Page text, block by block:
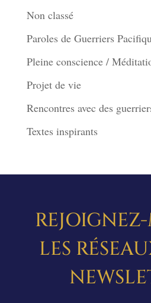
Non classé
Paroles de Guerriers
Pleine conscience /
Projet de vie
Rencontres avec des
Textes inspirants
LES